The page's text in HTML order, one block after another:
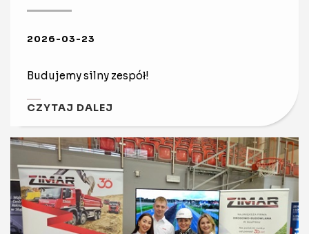
2026-03-23
Budujemy silny zespół!
CZYTAJ DALEJ